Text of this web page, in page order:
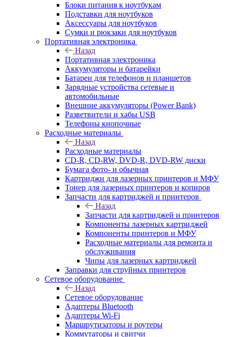
Блоки питания к ноутбукам
Подставки для ноутбуков
Аксессуары для ноутбуков
Сумки и рюкзаки для ноутбуков
Портативная электроника
Назад
Портативная электроника
Аккумуляторы и батарейки
Батареи для телефонов и планшетов
Зарядные устройства сетевые и
автомобильные
Внешние аккумуляторы (Power Bank)
Разветвители и хабы USB
Телефоны кнопочные
Расходные материалы
Назад
Расходные материалы
CD-R, CD-RW, DVD-R, DVD-RW диски
Бумага фото- и обычная
Картриджи для лазерных принтеров и МФУ
Тонер для лазерных принтеров и копиров
Запчасти для картриджей и принтеров
Назад
Запчасти для картриджей и принтеров
Компоненты лазерных картриджей
Компоненты принтеров и МФУ
Расходные материалы для ремонта и
обслуживания
Чипы для лазерных картриджей
Заправки для струйных принтеров
Сетевое оборудование
Назад
Сетевое оборудование
Адаптеры Bluetooth
Адаптеры Wi-Fi
Маршрутизаторы и роутеры
Коммутаторы и свитчи